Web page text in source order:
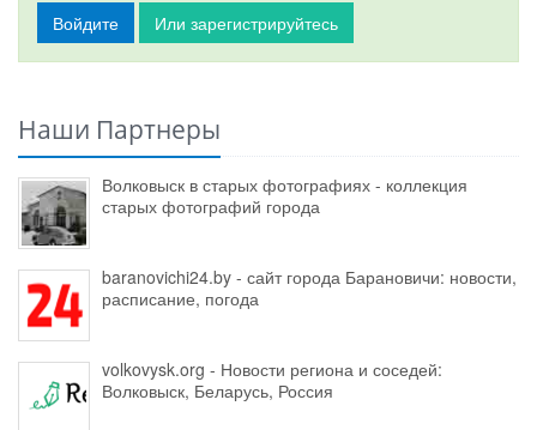
Войдите Или зарегистрируйтесь
Наши Партнеры
Волковыск в старых фотографиях - коллекция
старых фотографий города
baranovichi24.by - сайт города Барановичи: новости,
расписание, погода
volkovysk.org - Новости региона и соседей:
Волковыск, Беларусь, Россия